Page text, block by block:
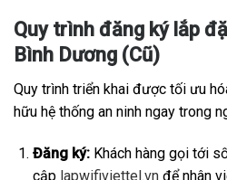
Quy trình đăng ký lắp
Bình Dương (Cũ)
Quy trình triển khai được tối ưu
hữu hệ thống an ninh ngay trong
Đăng ký:Khách hàng gọi tới
cập lapwifiviettel.vnđể nhân